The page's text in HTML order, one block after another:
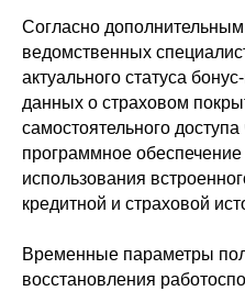
Согласно
ведомственных
актуального статуса
данных о страховом
самостоятельного
программное
использования
кредитной и страховой
Временные параметры
восстановления